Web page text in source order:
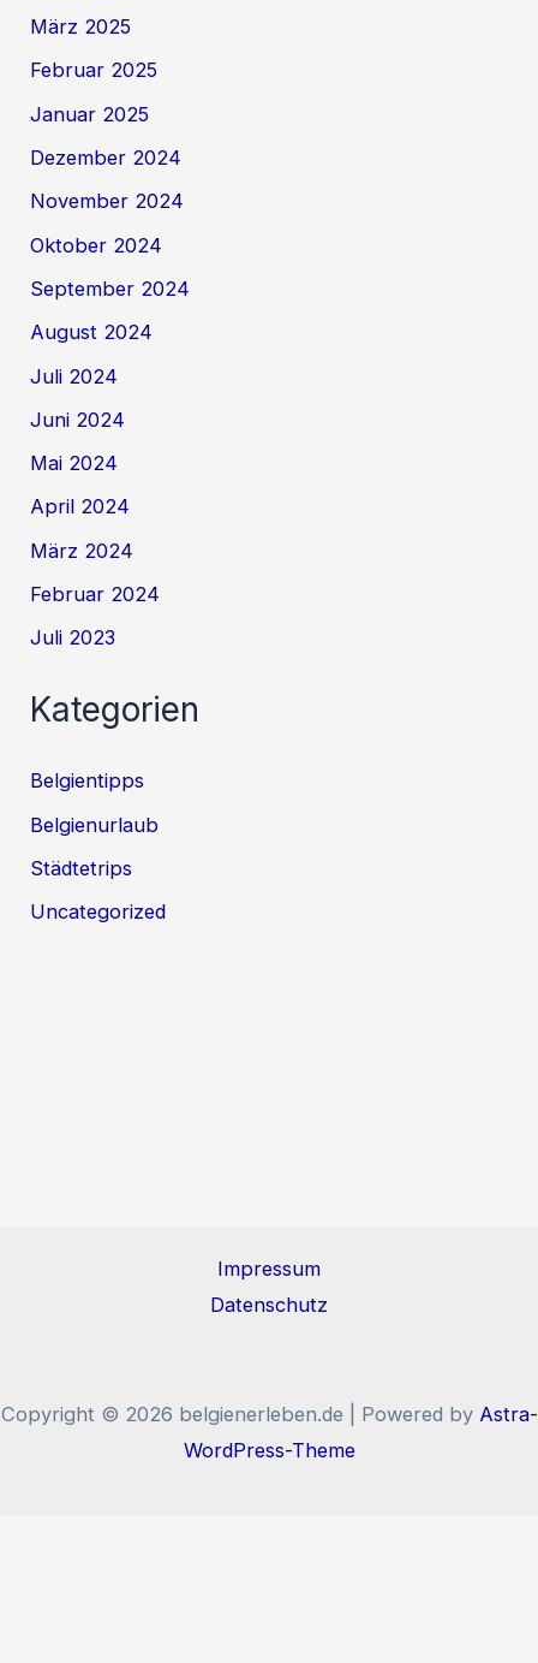
März 2025
Februar 2025
Januar 2025
Dezember 2024
November 2024
Oktober 2024
September 2024
August 2024
Juli 2024
Juni 2024
Mai 2024
April 2024
März 2024
Februar 2024
Juli 2023
Kategorien
Belgientipps
Belgienurlaub
Städtetrips
Uncategorized
Impressum
Datenschutz
Copyright © 2026 belgienerleben.de | Powered by Astra-
WordPress-Theme